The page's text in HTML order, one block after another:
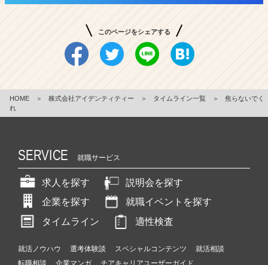
このページをシェアする
HOME ＞ 株式会社アイデンティティー ＞ タイムライン一覧 ＞
焦らないでく
れ
SERVICE 就職サービス
求人を探す
説明会を探す
企業を探す
就職イベントを探す
タイムライン
適性検査
就活ノウハウ 選考体験談 スペシャルコンテンツ
就活相談
転職相談
企業マンガ チアキャリアユーザーガイド